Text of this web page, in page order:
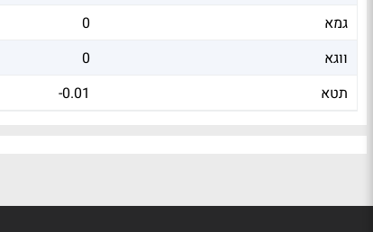
גמא
0
ווגא
0
תטא
-0.01